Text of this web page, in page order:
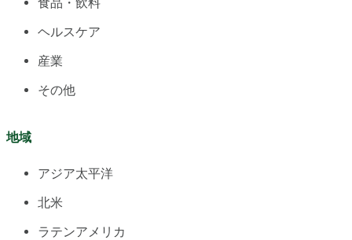
ヘルスケア
産業
その他
地域
アジア太平洋
北米
ラテンアメリカ